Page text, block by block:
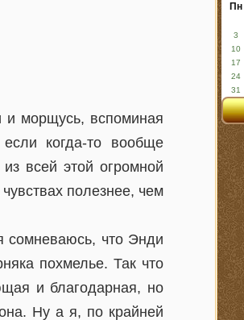
и морщусь, вспоминая
когда-то вообще
всей этой огромной
полезнее, чем
сомневаюсь, что Энди
похмелье. Так что
и благодарная, но
Ну а я, по крайней
Пн
3
10
17
24
31